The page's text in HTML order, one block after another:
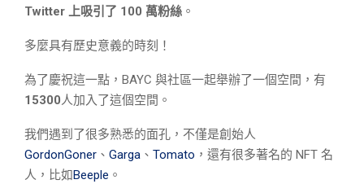
Twitter 上吸引了 100 萬粉絲 。
多麼具有歷史意義的時刻！
為了慶祝這一點，BAYC 與社區一起舉辦了一個空間，有
15300人加入了這個空間。
我們遇到了很多熟悉的面孔，不僅是創始人
GordonGoner 、 Garga 、 Tomato ，還有很多著名的 NFT 名
人，比如 Beeple 。